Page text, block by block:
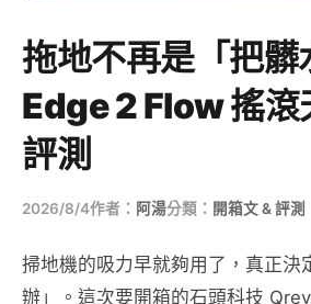
拖地不再是「把
Edge 2 Flow 搖滾
評測
2026/8/4作者： 阿湯分類： 開箱文 & 評測
掃地機的吸力早就夠用了，真正決
辦」。這次要開箱的石頭科技